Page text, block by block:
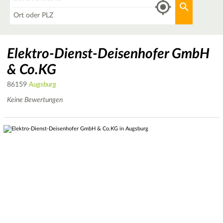
Elektro-Dienst-Deisenhofer GmbH
& Co.KG
86159Augsburg
Keine Bewertungen